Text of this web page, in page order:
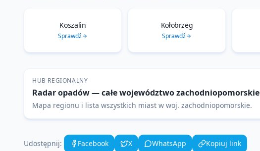
Koszalin
Sprawdź
Kołobrzeg
Sprawdź
HUB REGIONALNY
Radar opadów— całe województwozachodniopomorskie
Mapa regionu i lista wszystkich miast w woj. zachodniopomorskie.
Udostępnij: Facebook X WhatsApp Kopiuj link